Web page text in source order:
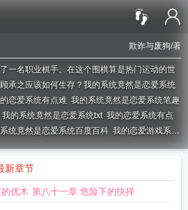
欺诈与废狗/著
一名职业棋手。在这个围棋算是热门运动的世
承之应该如何生存？ 我的系统竟然是恋爱系统
恋爱系统有点难 我的系统竟然是恋爱系统笔趣
我的系统竟然是恋爱系统txt 我的恋爱系统有点
统竟然是恋爱系统百度百科 我的恋爱游戏系
我的恋爱系统有问题我的恋爱系统又崩了
我的系统竟然是恋爱系统txt奇书网
我的恋爱系统bug了我的系统竟然是恋爱系统
新章节
优木 第八十一章 危险下的抉择